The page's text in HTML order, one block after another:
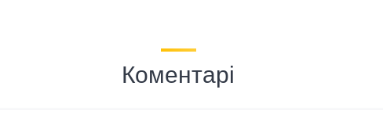
Коментарі